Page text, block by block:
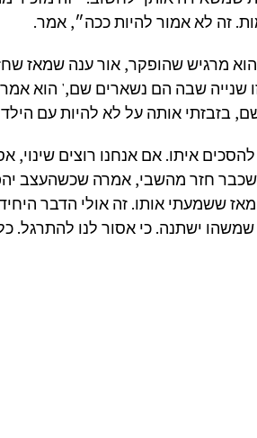
זה לא אמור להיות ככה״, אמר.
מרגיש שהופקר, אור ענה שמאז
שנייה שבה הם נשארים שם,' הוא
בזבזתי אותה על לא להיות עם
איתו. אם אנחנו רוצים שינוי,
חזר מהשבי, אמרה שכשהעצב
ששמעתי אותו. זה אולי הדבר
שמשהו ישתנה. כי אסור לנו